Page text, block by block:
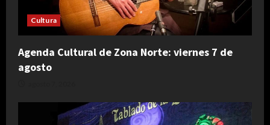
Cultura
Agenda Cultural de Zona Norte: viernes 7 de
agosto